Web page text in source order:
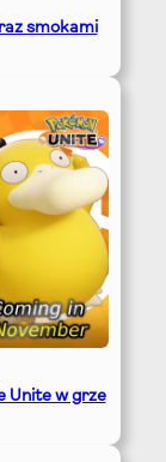
smokami
Unite w grze